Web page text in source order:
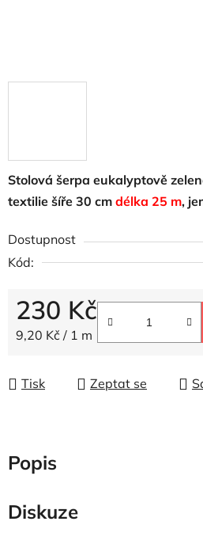
Stolová šerpa eukalyptově
textilie šíře 30 cm délka 25 m,
Dostupnost
Kód:
230 Kč
Měrná cena:
9,20 Kč / 1 m
Tisk Zeptat se
Popis
Diskuze